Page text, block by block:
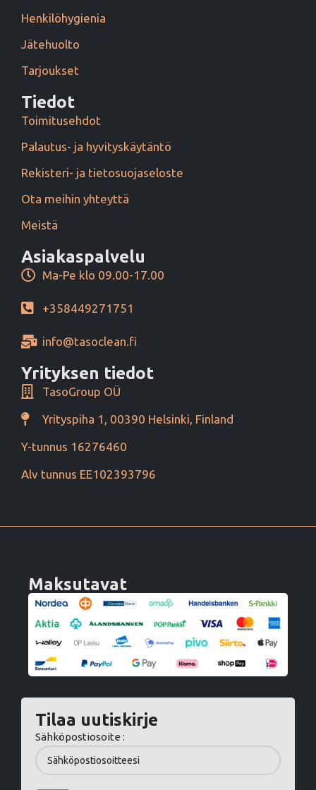
Henkilöhygienia
Jätehuolto
Tarjoukset
Tiedot
Toimitusehdot
Palautus- ja hyvityskäytäntö
Rekisteri- ja tietosuojaseloste
Ota meihin yhteyttä
Meistä
Asiakaspalvelu
Ma-Pe klo 09.00-17.00
+358449271751
info@tasoclean.fi
Yrityksen tiedot
TasoGroup OÜ
Yrityspiha 1, 00390 Helsinki, Finland
Y-tunnus 16276460
Alv tunnus EE102393796
Maksutavat
Tilaa uutiskirje
Sähköpostiosoite :